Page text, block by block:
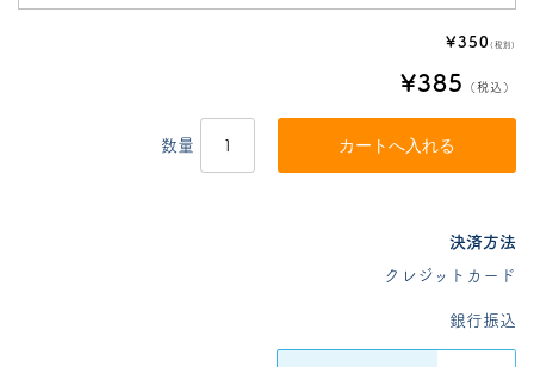
¥350(税別)
¥385 （税込）
数量
決済方法
クレジットカード
銀行振込